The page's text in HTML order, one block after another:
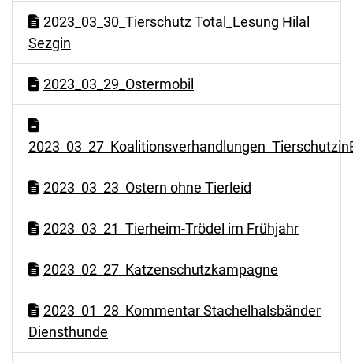
2023_03_30_Tierschutz Total_Lesung Hilal
Sezgin
2023_03_29_Ostermobil
2023_03_23_Ostern ohne Tierleid
2023_03_21_Tierheim-Trödel im Frühjahr
2023_02_27_Katzenschutzkampagne
2023_01_28_Kommentar Stachelhalsbänder
Diensthunde